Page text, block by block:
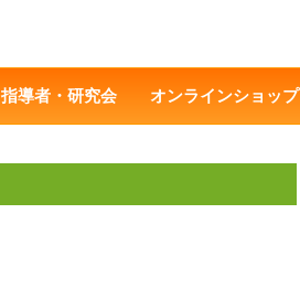
指導者・研究会 オンラインショップ